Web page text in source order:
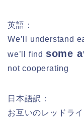
英語：
We’ll understand
we’ll find some
not cooperating
日本語訳：
お互いのレッドラ